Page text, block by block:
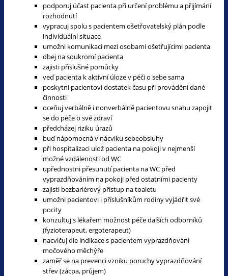
podporuj účast pacienta při určení problému a přijímání
rozhodnutí
vypracuj spolu s pacientem ošetřovatelský plán podle
individuální situace
umožni komunikaci mezi osobami ošetřujícími pacienta
dbej na soukromí pacienta
zajisti příslušné pomůcky
veď pacienta k aktivní úloze v péči o sebe sama
poskytni pacientovi dostatek času při provádění dané
činnosti
oceňuj verbálně i nonverbálně pacientovu snahu zapojit
se do péče o své zdraví
předcházej riziku úrazů
buď nápomocná v nácviku sebeobsluhy
při hospitalizaci ulož pacienta na pokoji v nejmenší
možné vzdálenosti od WC
upřednostni přesunutí pacienta na WC před
vyprazdňováním na pokoji před ostatními pacienty
zajisti bezbariérový přístup na toaletu
umožni pacientovi i příslušníkům rodiny vyjádřit své
pocity
konzultuj s lékařem možnost péče dalších odborníků
(fyzioterapeut, ergoterapeut)
nacvičuj dle indikace s pacientem vyprazdňování
močového měchýře
zaměř se na prevenci vzniku poruchy vyprazdňování
střev (zácpa, průjem)